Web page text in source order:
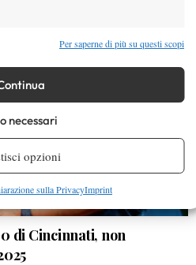
Per saperne di più su questi scopi
necessari
opzioni
sulla PrivacyImprint
di Cincinnati, non